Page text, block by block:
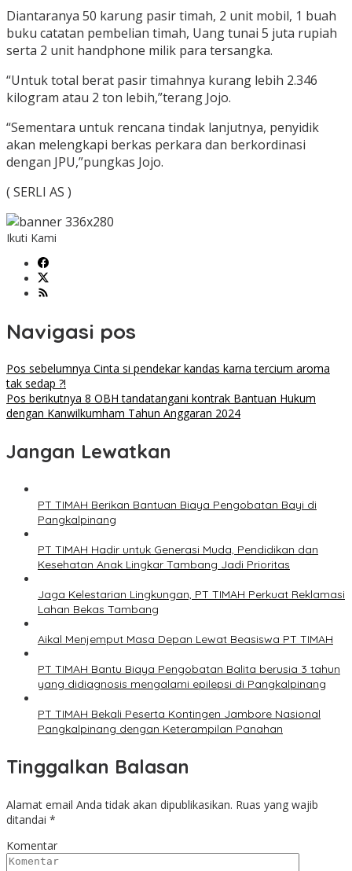
Diantaranya 50 karung pasir timah, 2 unit mobil, 1 buah
buku catatan pembelian timah, Uang tunai 5 juta rupiah
serta 2 unit handphone milik para tersangka.
“Untuk total berat pasir timahnya kurang lebih 2.346
kilogram atau 2 ton lebih,”terang Jojo.
“Sementara untuk rencana tindak lanjutnya, penyidik
akan melengkapi berkas perkara dan berkordinasi
dengan JPU,”pungkas Jojo.
( SERLI AS )
Ikuti Kami
Navigasi pos
Pos sebelumnya Cinta si pendekar kandas karna tercium aroma
tak sedap ?!
Pos berikutnya 8 OBH tandatangani kontrak Bantuan Hukum
dengan Kanwilkumham Tahun Anggaran 2024
Jangan Lewatkan
PT TIMAH Berikan Bantuan Biaya Pengobatan Bayi di
Pangkalpinang
PT TIMAH Hadir untuk Generasi Muda, Pendidikan dan
Kesehatan Anak Lingkar Tambang Jadi Prioritas
Jaga Kelestarian Lingkungan, PT TIMAH Perkuat Reklamasi
Lahan Bekas Tambang
Aikal Menjemput Masa Depan Lewat Beasiswa PT TIMAH
PT TIMAH Bantu Biaya Pengobatan Balita berusia 3 tahun
yang didiagnosis mengalami epilepsi di Pangkalpinang
PT TIMAH Bekali Peserta Kontingen Jambore Nasional
Pangkalpinang dengan Keterampilan Panahan
Tinggalkan Balasan
Alamat email Anda tidak akan dipublikasikan. Ruas yang wajib
ditandai *
Komentar